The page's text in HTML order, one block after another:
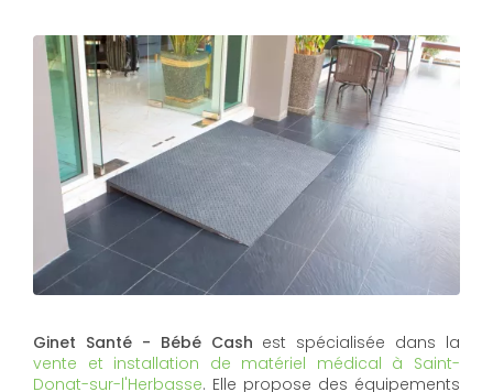
Ginet Santé - Bébé Cash est spécialisée dans la
vente et installation de matériel médical à Saint-
Donat-sur-l'Herbasse. Elle propose des équipements